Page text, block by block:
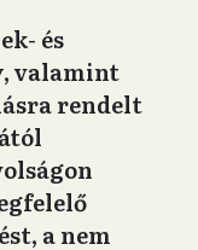
és
valamint
rendelt
a nem